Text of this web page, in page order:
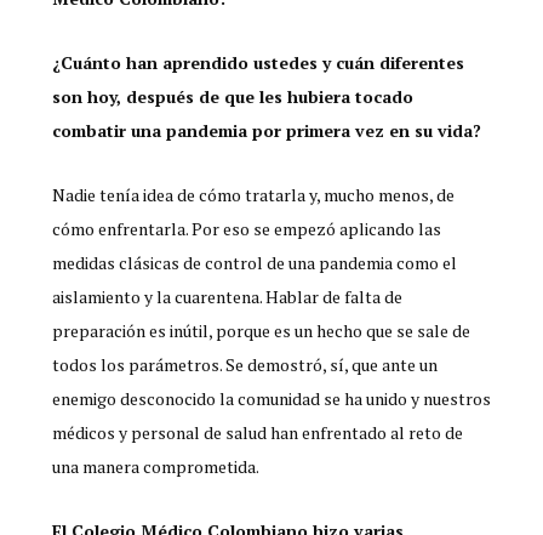
¿Cuánto han aprendido ustedes y cuán diferentes
son hoy, después de que les hubiera tocado
combatir una pandemia por primera vez en su vida?
Nadie tenía idea de cómo tratarla y, mucho menos, de
cómo enfrentarla. Por eso se empezó aplicando las
medidas clásicas de control de una pandemia como el
aislamiento y la cuarentena. Hablar de falta de
preparación es inútil, porque es un hecho que se sale de
todos los parámetros. Se demostró, sí, que ante un
enemigo desconocido la comunidad se ha unido y nuestros
médicos y personal de salud han enfrentado al reto de
una manera comprometida.